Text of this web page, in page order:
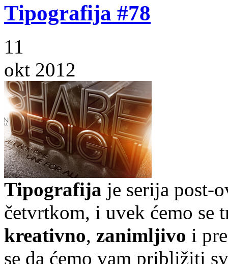
Tipografija #78
11
okt 2012
Tipografija je serija post-
četvrtkom, i uvek ćemo se
kreativno, zanimljivo i
se da ćemo vam približiti